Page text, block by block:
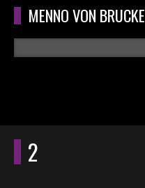
Overslaan en naar de algemene
MENNO VON
ZOEKVELD
HOOFDMENU
2